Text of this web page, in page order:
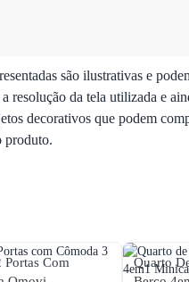
são ilustrativas e
resolução da tela utilizada e
decorativos que podem
produto.
Com
Quarto